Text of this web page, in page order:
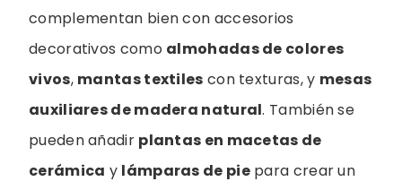
complementan bien con accesorios
decorativos como almohadas de colores
vivos, mantas textiles con texturas, y mesas
auxiliares de madera natural. También se
pueden añadir plantas en macetas de
cerámica y lámparas de piepara crear un